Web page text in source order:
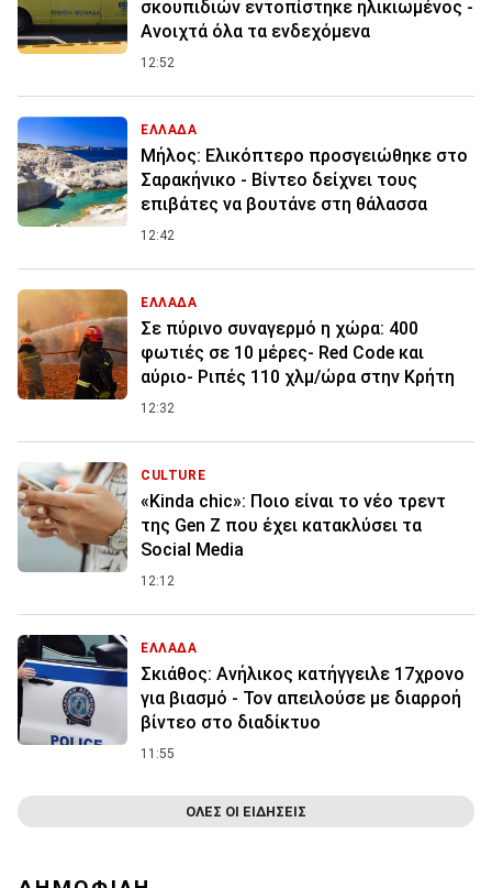
σκουπιδιών εντοπίστηκε ηλικιωμένος -
Ανοιχτά όλα τα ενδεχόμενα
12:52
ΕΛΛΑΔΑ
Μήλος: Ελικόπτερο προσγειώθηκε στο
Σαρακήνικο - Βίντεο δείχνει τους
επιβάτες να βουτάνε στη θάλασσα
12:42
ΕΛΛΑΔΑ
Σε πύρινο συναγερμό η χώρα: 400
φωτιές σε 10 μέρες- Red Code και
αύριο- Ριπές 110 χλμ/ώρα στην Κρήτη
12:32
CULTURE
«Kinda chic»: Ποιο είναι το νέο τρεντ
της Gen Z που έχει κατακλύσει τα
Social Media
12:12
ΕΛΛΑΔΑ
Σκιάθος: Ανήλικος κατήγγειλε 17χρονο
για βιασμό - Τον απειλούσε με διαρροή
βίντεο στο διαδίκτυο
11:55
ΟΛΕΣ ΟΙ ΕΙΔΗΣΕΙΣ